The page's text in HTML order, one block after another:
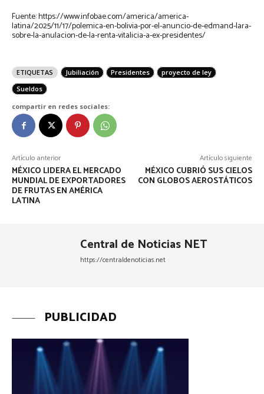
Fuente: https://www.infobae.com/america/america-
latina/2025/11/17/polemica-en-bolivia-por-el-anuncio-de-edmand-lara-
sobre-la-anulacion-de-la-renta-vitalicia-a-ex-presidentes/
ETIQUETAS Jubiliación Presidentes
proyecto de ley
Sueldos
compartir en redes sociales:
Artículo anterior
MÉXICO LIDERA EL MERCADO
MUNDIAL DE EXPORTADORES
DE FRUTAS EN AMÉRICA
LATINA
Artículo siguiente
MÉXICO CUBRIÓ SUS CIELOS
CON GLOBOS AEROSTÁTICOS
Central de Noticias NET
https://centraldenoticias.net
PUBLICIDAD